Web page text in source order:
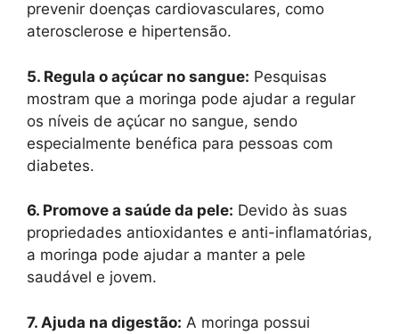
prevenir doenças cardiovasculares, como
aterosclerose e hipertensão.
5. Regula o açúcar no sangue: Pesquisas
mostram que a moringa pode ajudar a regular
os níveis de açúcar no sangue, sendo
especialmente benéfica para pessoas com
diabetes.
6. Promove a saúde da pele: Devido às suas
propriedades antioxidantes e anti-inflamatórias,
a moringa pode ajudar a manter a pele
saudável e jovem.
7. Ajuda na digestão: A moringa possui